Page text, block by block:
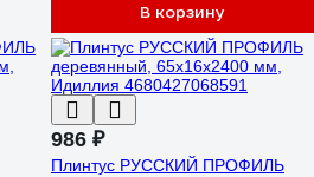
В корзину
986 ₽
Плинтус РУССКИЙ ПРОФИЛЬ